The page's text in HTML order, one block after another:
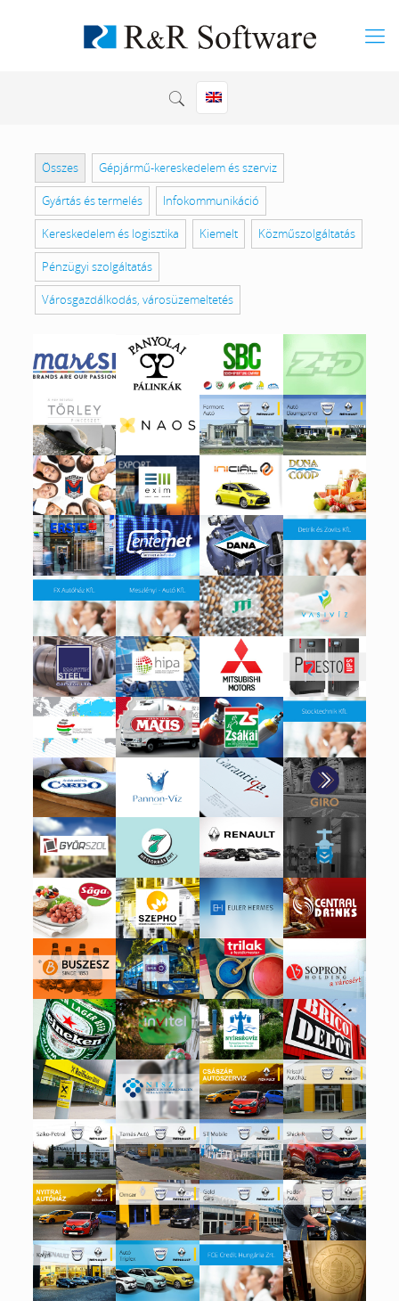
Összes Gépjármű-kereskedelem és szerviz
Gyártás és termelés Infokommunikáció
Kereskedelem és logisztika Kiemelt Közműszolgáltatás
Pénzügyi szolgáltatás
Városgazdálkodás, városüzemeltetés